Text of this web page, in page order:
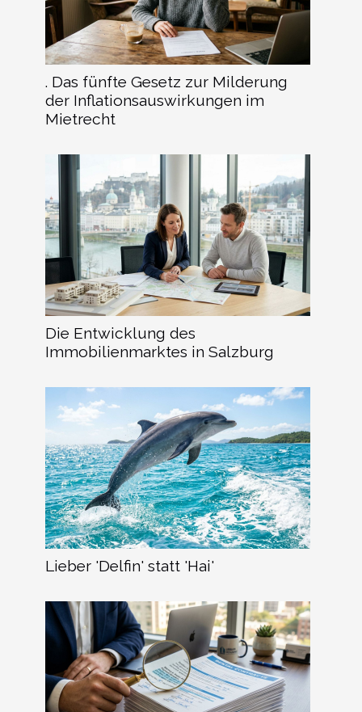
. Das fünfte Gesetz zur Milderung
der Inflationsauswirkungen im
Mietrecht
Die Entwicklung des
Immobilienmarktes in Salzburg
Lieber 'Delfin' statt 'Hai'